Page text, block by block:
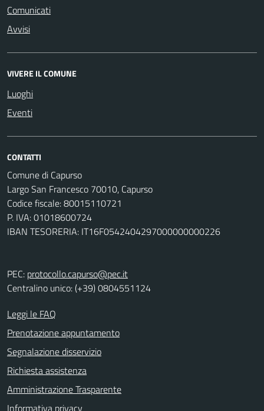
Comunicati
Avvisi
VIVERE IL COMUNE
Luoghi
Eventi
CONTATTI
Comune di Capurso
Largo San Francesco 70010, Capurso
Codice fiscale: 80015110721
P. IVA: 01018600724
IBAN TESORERIA: IT16F0542404297000000000226
PEC: protocollo.capurso@pec.it
Centralino unico: (+39) 0804551124
Leggi le FAQ
Prenotazione appuntamento
Segnalazione disservizio
Richiesta assistenza
Amministrazione Trasparente
Informativa privacy